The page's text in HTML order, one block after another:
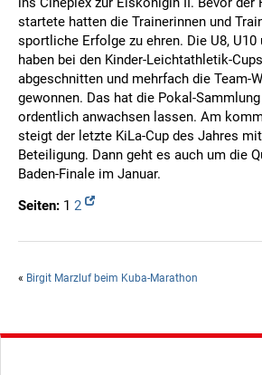
startete hatten die Trainerinnen und
sportliche Erfolge zu ehren. Die U8, U10
haben bei den Kinder-Leichtathletik-
abgeschnitten und mehrfach die Team-
gewonnen. Das hat die Pokal-
ordentlich anwachsen lassen. Am
steigt der letzte KiLa-Cup des Jahres
Beteiligung. Dann geht es auch um die
Baden-Finale im Januar.
Seiten: 1 2
« Birgit Marzluf beim Kuba-Marathon